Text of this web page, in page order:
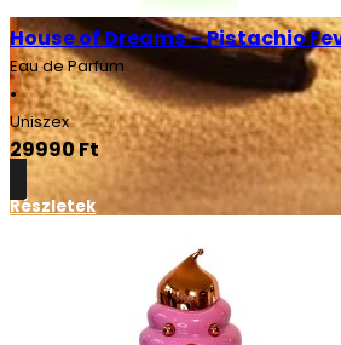
House of Dreams – Pistachio
Eau de Parfum
•
Uniszex
29990Ft
Részletek
Luxus minden cseppjében
Limitált